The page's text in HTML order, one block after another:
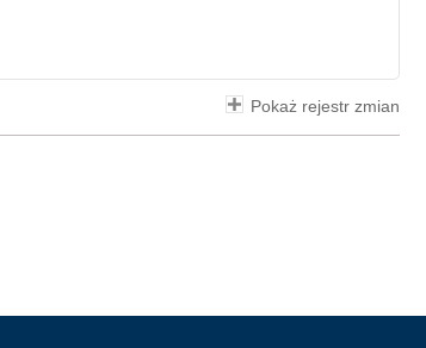
Pokaż rejestr zmian